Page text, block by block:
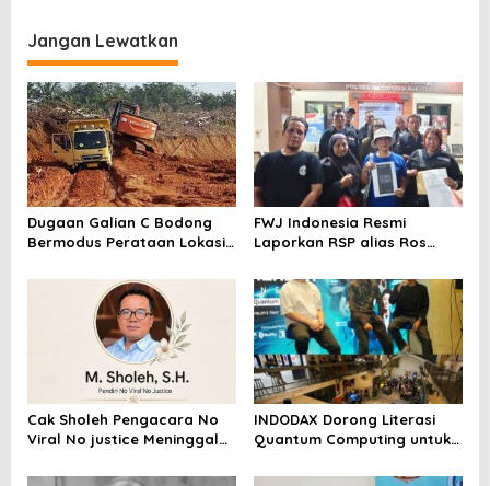
Jangan Lewatkan
Dugaan Galian C Bodong
Bermodus Perataan Lokasi
Riau Akan Tinjauan Lokasi
FWJ Indonesia Resmi
Laporkan RSP alias Ros
Cak Sholeh Pengacara No
Viral No justice Meninggal
INDODAX Dorong Literasi
Quantum Computing untuk
Blockchain